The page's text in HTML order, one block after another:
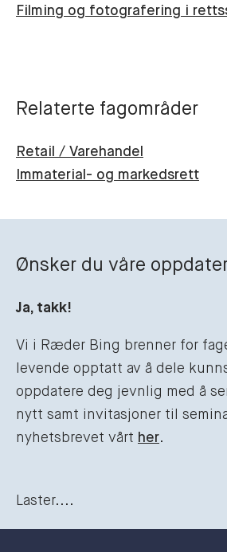
Filming og fotografering i
Relaterte fagområder
Retail / Varehandel
Immaterial- og markedsrett
Ønsker du våre
Ja, takk!
Vi i Ræder Bing brenner for
levende opptatt av å dele
oppdatere deg jevnlig med å
nytt samt invitasjoner til
nyhetsbrevet vårt her.
Laster....